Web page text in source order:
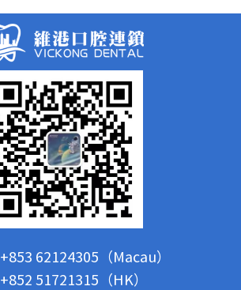
+853 62124305（Macau）
+852 51721315（HK）